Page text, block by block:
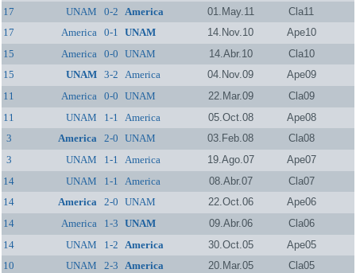
17 UNAM 0-2 America 01.May.11
Cla11
17
America 0-1 UNAM 14.Nov.10
Ape10
15
America 0-0 UNAM 14.Abr.10
Cla10
15
UNAM 3-2 America 04.Nov.09
Ape09
11
America 0-0 UNAM 22.Mar.09
Cla09
11
UNAM 1-1 America 05.Oct.08
Ape08
3
America 2-0 UNAM 03.Feb.08
Cla08
3
UNAM 1-1 America 19.Ago.07
Ape07
14
UNAM 1-1 America 08.Abr.07
Cla07
14
America 2-0 UNAM 22.Oct.06
Ape06
14
America 1-3 UNAM 09.Abr.06
Cla06
14
UNAM 1-2 America 30.Oct.05
Ape05
10
UNAM 2-3 America 20.Mar.05
Cla05